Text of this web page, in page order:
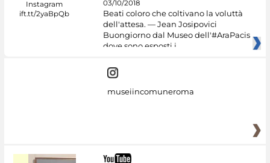
03/10/2018
Beati coloro che coltivano la voluttà
dell'attesa. — Jean Josipovici
Buongiorno dal Museo dell'#AraPacis
dove sono esposti i
museiincomuneroma